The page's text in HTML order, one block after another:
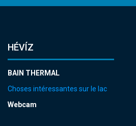
HÉVÍZ
BAIN THERMAL
Choses intéressantes sur le lac
Webcam